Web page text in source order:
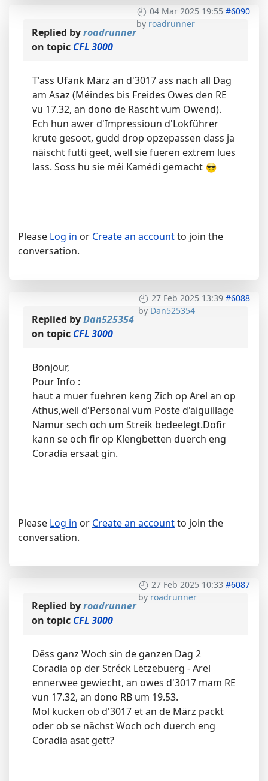
04 Mar 2025 19:55 #6090
by roadrunner
Replied byroadrunner
on topic CFL 3000
T'ass Ufank März an d'3017 ass nach all Dag
am Asaz (Méindes bis Freides Owes den RE
vu 17.32, an dono de Räscht vum Owend).
Ech hun awer d'Impressioun d'Lokführer
krute gesoot, gudd drop opzepassen dass ja
näischt futti geet, well sie fueren extrem lues
lass. Soss hu sie méi Kamédi gemacht
Please Log in or Create an accountto join the
conversation.
27 Feb 2025 13:39 #6088
by Dan525354
Replied byDan525354
on topic CFL 3000
Bonjour,
Pour Info :
haut a muer fuehren keng Zich op Arel an op
Athus,well d'Personal vum Poste d'aiguillage
Namur sech och um Streik bedeelegt.Dofir
kann se och fir op Klengbetten duerch eng
Coradia ersaat gin.
Please Log in or Create an accountto join the
conversation.
27 Feb 2025 10:33 #6087
by roadrunner
Replied byroadrunner
on topic CFL 3000
Dëss ganz Woch sin de ganzen Dag 2
Coradia op der Stréck Lëtzebuerg - Arel
ennerwee gewiecht, an owes d'3017 mam RE
vun 17.32, an dono RB um 19.53.
Mol kucken ob d'3017 et an de März packt
oder ob se nächst Woch och duerch eng
Coradia asat gett?